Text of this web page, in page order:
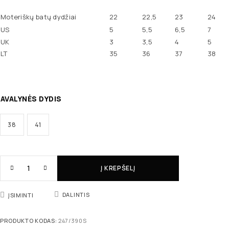
Moteriškų batų dydžiai 22 22,5 23
24
US
5 5,5 6,5
7
UK
3 3,5 4
5
LT
35 36 37 38
AVALYNĖS DYDIS
38 41
Į KREPŠELĮ
ĮSIMINTI DALINTIS
PRODUKTO KODAS: 247/390S